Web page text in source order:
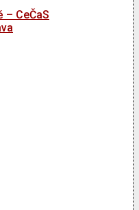
– CeČaS